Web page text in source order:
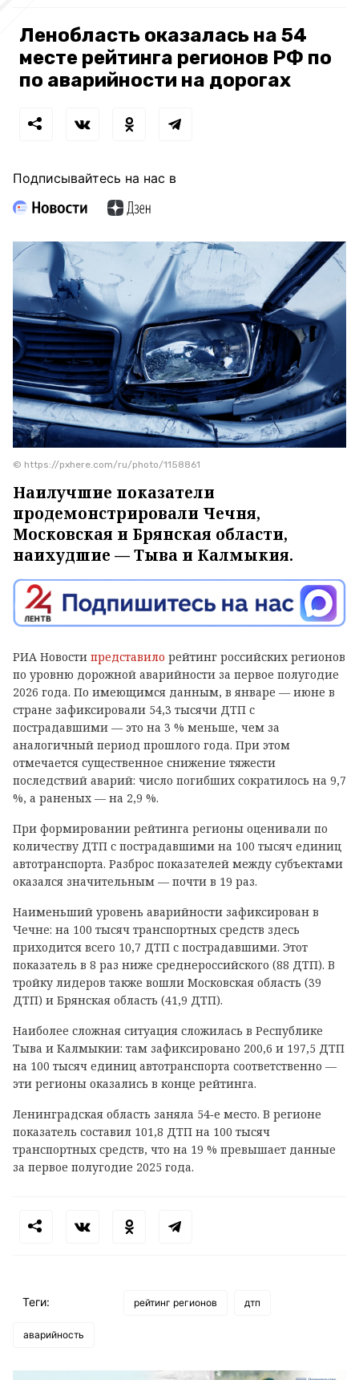
Ленобласть оказалась на 54
месте рейтинга регионов РФ по
по аварийности на дорогах
Подписывайтесь на нас в
© https://pxhere.com/ru/photo/1158861
Наилучшие показатели
продемонстрировали Чечня,
Московская и Брянская области,
наихудшие — Тыва и Калмыкия.
РИА Новости представило рейтинг российских регионов
по уровню дорожной аварийности за первое полугодие
2026 года. По имеющимся данным, в январе — июне в
стране зафиксировали 54,3 тысячи ДТП с
пострадавшими — это на 3 % меньше, чем за
аналогичный период прошлого года. При этом
отмечается существенное снижение тяжести
последствий аварий: число погибших сократилось на 9,7
%, а раненых — на 2,9 %.
При формировании рейтинга регионы оценивали по
количеству ДТП с пострадавшими на 100 тысяч единиц
автотранспорта. Разброс показателей между субъектами
оказался значительным — почти в 19 раз.
Наименьший уровень аварийности зафиксирован в
Чечне: на 100 тысяч транспортных средств здесь
приходится всего 10,7 ДТП с пострадавшими. Этот
показатель в 8 раз ниже среднероссийского (88 ДТП). В
тройку лидеров также вошли Московская область (39
ДТП) и Брянская область (41,9 ДТП).
Наиболее сложная ситуация сложилась в Республике
Тыва и Калмыкии: там зафиксировано 200,6 и 197,5 ДТП
на 100 тысяч единиц автотранспорта соответственно —
эти регионы оказались в конце рейтинга.
Ленинградская область заняла 54‑е место. В регионе
показатель составил 101,8 ДТП на 100 тысяч
транспортных средств, что на 19 % превышает данные
за первое полугодие 2025 года.
Теги: рейтинг регионов дтп
аварийность